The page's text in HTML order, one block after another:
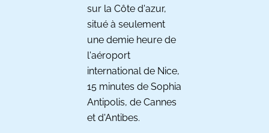
sur la Côte d'azur,
situé à seulement
une demie heure de
l'aéroport
international de Nice,
15 minutes de Sophia
Antipolis, de Cannes
et d'Antibes.